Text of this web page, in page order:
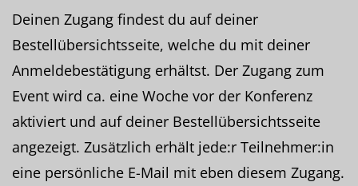
Deinen Zugang findest du auf deiner
Bestellübersichtsseite, welche du mit deiner
Anmeldebestätigung erhältst. Der Zugang zum
Event wird ca. eine Woche vor der Konferenz
aktiviert und auf deiner Bestellübersichtsseite
angezeigt. Zusätzlich erhält jede:r Teilnehmer:in
eine persönliche E-Mail mit eben diesem Zugang.